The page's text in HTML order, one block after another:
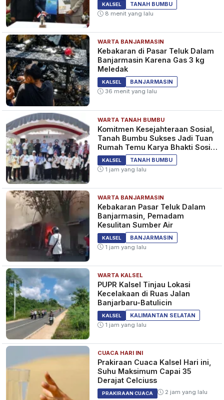
KALSEL
TANAH BUMBU
8 menit yang lalu
WARTA BANJARMASIN
Kebakaran di Pasar Teluk Dalam
Banjarmasin Karena Gas 3 kg
Meledak
KALSEL
BANJARMASIN
36 menit yang lalu
WARTA TANAH BUMBU
Komitmen Kesejahteraan Sosial,
Tanah Bumbu Sukses Jadi Tuan
Rumah Temu Karya Bhakti Sosial
PSM Ke-23
KALSEL
TANAH BUMBU
1 jam yang lalu
WARTA BANJARMASIN
Kebakaran Pasar Teluk Dalam
Banjarmasin, Pemadam
Kesulitan Sumber Air
KALSEL
BANJARMASIN
1 jam yang lalu
WARTA KALSEL
PUPR Kalsel Tinjau Lokasi
Kecelakaan di Ruas Jalan
Banjarbaru-Batulicin
KALSEL
KALIMANTAN SELATAN
1 jam yang lalu
CUACA HARI INI
Prakiraan Cuaca Kalsel Hari ini,
Suhu Maksimum Capai 35
Derajat Celciuss
PRAKIRAAN CUACA 2 jam yang lalu